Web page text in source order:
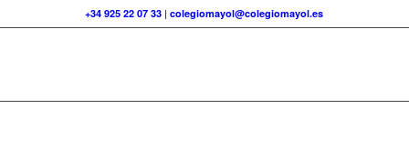
+34 925 22 07 33 |colegiomayol@colegiomayol.es